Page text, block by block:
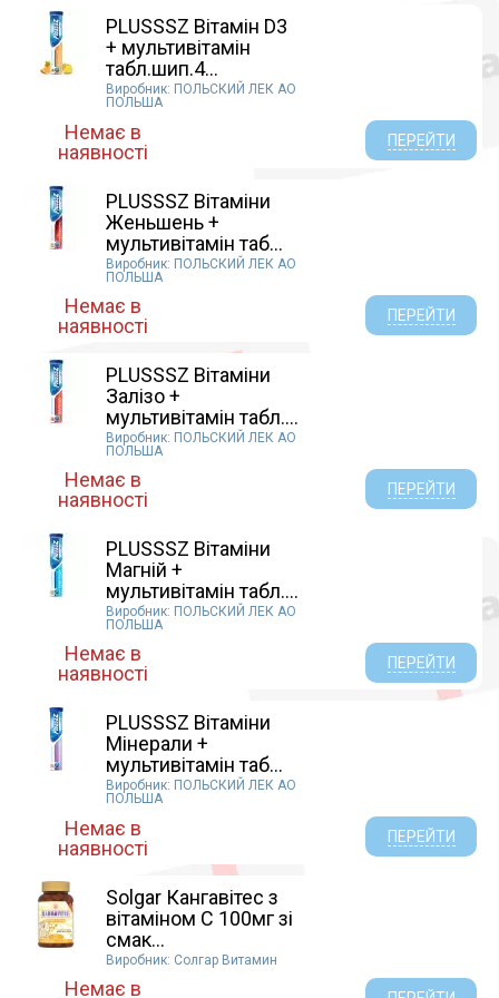
Технолог ПрАТ (1)
КРАСОТА И ЗДОРОВЬЕ ООО УКРАИНА ХАРЬКОВ
(1)
ТОВ Екосвіт ОЙЛ, Україна (1)
Bayer (2)
Lichtenheldt (Германия) (1)
PLUSSSZ Вітамін D3
+ мультивітамін
табл.шип.4...
Виробник: ПОЛЬСКИЙ ЛЕК АО
ПОЛЬША
Немає в
наявності
ПЕРЕЙТИ
PLUSSSZ Вітаміни
Женьшень +
мультивітамін таб...
Виробник: ПОЛЬСКИЙ ЛЕК АО
ПОЛЬША
Немає в
наявності
ПЕРЕЙТИ
PLUSSSZ Вітаміни
Залізо +
мультивітамін табл....
Виробник: ПОЛЬСКИЙ ЛЕК АО
ПОЛЬША
Немає в
наявності
ПЕРЕЙТИ
PLUSSSZ Вітаміни
Магній +
мультивітамін табл....
Виробник: ПОЛЬСКИЙ ЛЕК АО
ПОЛЬША
Немає в
наявності
ПЕРЕЙТИ
PLUSSSZ Вітаміни
Мінерали +
мультивітамін таб...
Виробник: ПОЛЬСКИЙ ЛЕК АО
ПОЛЬША
Немає в
наявності
ПЕРЕЙТИ
Solgar Кангавітес з
вітаміном С 100мг зі
смак...
Виробник: Солгар Витамин
Немає в